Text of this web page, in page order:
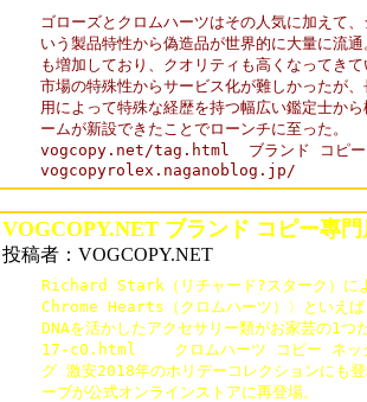
ゴローズとクロムハーツはその人気に加えて
いう製品特性から偽造品が世界的に大量に流通
も増加しており、クオリティも高くなってき
市場の特殊性からサービス化が難しかったが
用によって特殊な経歴を持つ幅広い鑑定士か
ームが新設できたことでローンチに至った。
vogcopy.net/tag.html  ブランド コピー
vogcopyrolex.naganoblog.jp/
VOGCOPY.NET ブランド コピー專門
投稿者：VOGCOPY.NET
Richard Stark（リチャード?スターク）に
Chrome Hearts（クロムハーツ）〉といえば
DNAを活かしたアクセサリー類がお家芸の
17-c0.html    クロムハーツ コピー ネック
グ 激安2018年のホリデーコレクションにも
ーブが公式オンラインストアに再登場。